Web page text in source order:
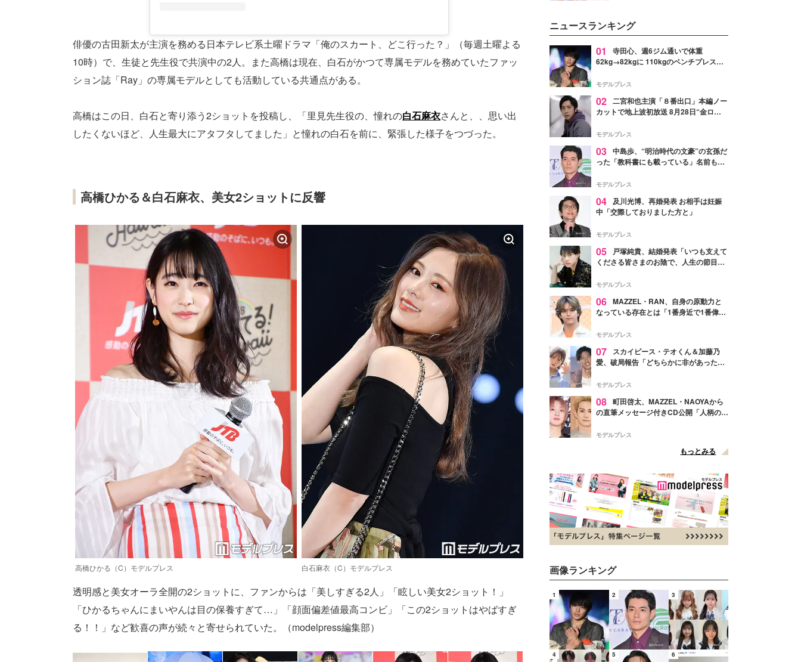
俳優の古田新太が主演を務める日本テレビ系土曜ドラマ「俺のスカート、どこ行った？」（毎週土曜よる
10時）で、生徒と先生役で共演中の2人。また高橋は現在、白石がかつて専属モデルを務めていたファッ
ション誌「Ray」の専属モデルとしても活動している共通点がある。
高橋はこの日、白石と寄り添う2ショットを投稿し、「里見先生役の、憧れの白石麻衣さんと、、思い出
したくないほど、人生最大にアタフタしてました」と憧れの白石を前に、緊張した様子をつづった。
高橋ひかる＆白石麻衣、美女2ショットに反響
高橋ひかる（C）モデルプレス 白石麻衣（C）モデルプレス
透明感と美女オーラ全開の2ショットに、ファンからは「美しすぎる2人」「眩しい美女2ショット！」
「ひかるちゃんにまいやんは目の保養すぎて…」「顔面偏差値最高コンビ」「この2ショットはやばすぎ
る！！」など歓喜の声が続々と寄せられていた。（modelpress編集部）
好さんを迎えて本音で女子会トー
ク。猛暑のお出かけを快適に過ご
すヒントや、2人が感動した夏の
生理の新常識にも迫りました。
ニュースランキング
01
寺田心、週6ジム通いで体重
62kg→82kgに 110kgのベンチプレス持
「かっこいい」と反響
モデルプレス
02 二宮和也主演「８番出口」本編ノー
カットで地上波初放送 8月28日“金ロ
モデルプレス
03 中島歩、“明治時代の文豪”の玄孫だ
った「教科書にも載っている」名前も先
モデルプレス
04 及川光博、再婚発表 お相手は妊娠
中「交際しておりました方と」
モデルプレス
05
戸塚純貴、結婚発表「いつも支えて
くださる皆さまのお陰で、人生の節目を
す」【全文】
モデルプレス
06 MAZZEL・RAN、自身の原動力と
なっている存在とは「1番身近で1番偉大
モデルプレス
07
スカイピース・テオくん＆加藤乃
愛、破局報告「どちらかに非があったわ
モデルプレス
08 町田啓太、MAZZEL・NAOYAから
の直筆メッセージ付きCD公開「人柄の良
モデルプレス
もっとみる
画像ランキング
1 2 3
4 5 6